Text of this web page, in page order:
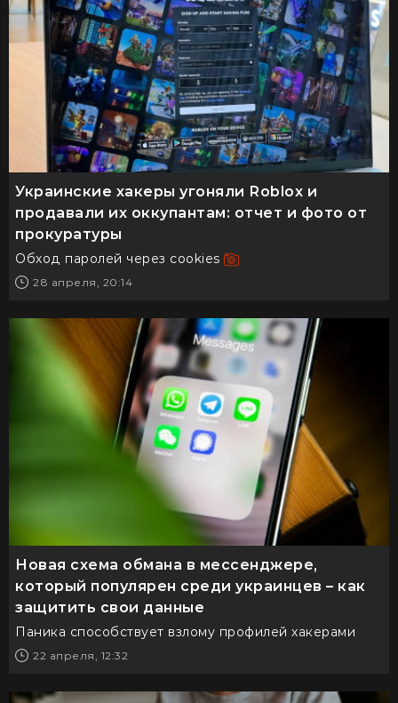
Украинские хакеры угоняли Roblox и
продавали их оккупантам: отчет и фото от
прокуратуры
Обход паролей через cookies
28 апреля, 20:14
Новая схема обмана в мессенджере,
который популярен среди украинцев – как
защитить свои данные
Паника способствует взлому профилей хакерами
22 апреля, 12:32